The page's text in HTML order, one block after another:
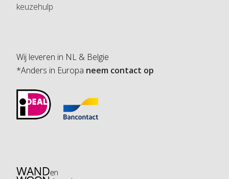
keuzehulp
Wij leveren in NL & Belgie
*Anders in Europa neem contact op